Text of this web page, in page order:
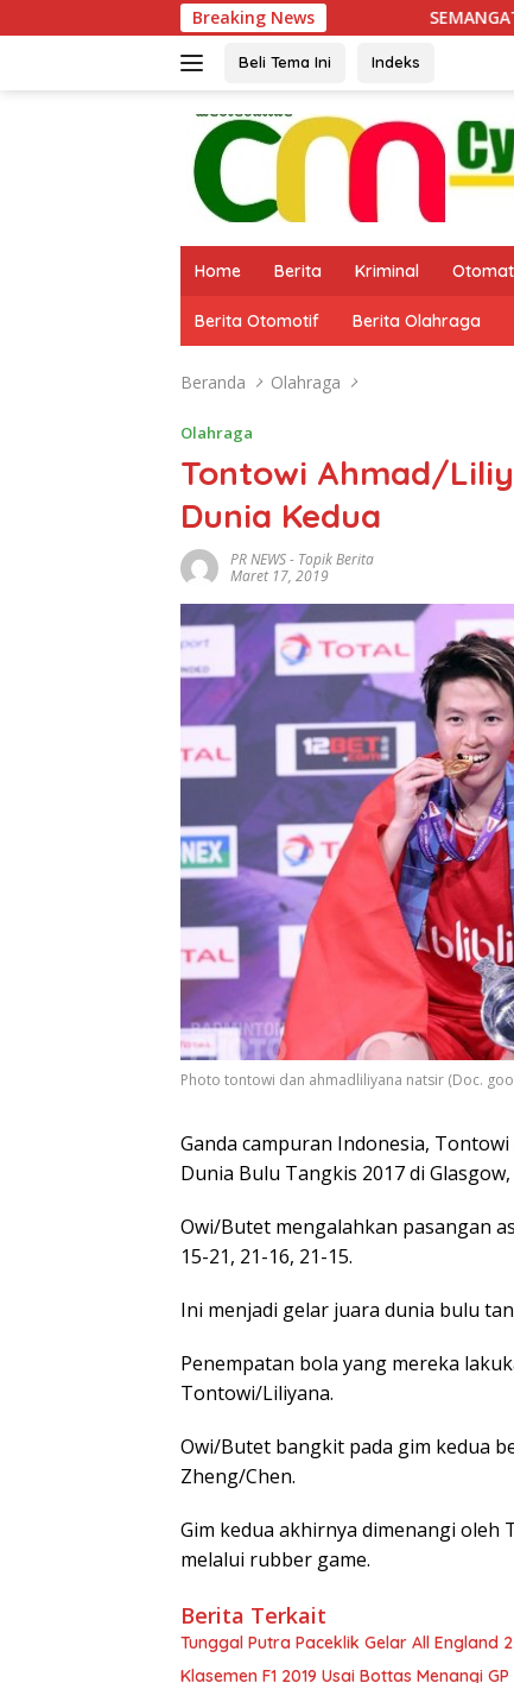
ke
Breaking NewsSEMANGAT KEMANUSIAAN DI
Beli Tema Ini Indeks
Home Berita Kriminal
Berita Otomotif Berita Olahraga
Beranda Olahraga
Olahraga
Tontowi Ahmad/
Dunia Kedua
PR NEWS- Topik Berita
Maret 17, 2019
Photo tontowi dan ahmadliliyana natsir (Doc.
Ganda campuran Indonesia,
Dunia Bulu Tangkis 2017 di
Owi/Butet mengalahkan pasangan
15-21, 21-16, 21-15.
Ini menjadi gelar juara dunia bulu
Penempatan bola yang mereka
Tontowi/Liliyana.
Owi/Butet bangkit pada gim kedua
Zheng/Chen.
Gim kedua akhirnya dimenangi
melalui rubber game.
Berita Terkait
Tunggal Putra Paceklik Gelar All England
Klasemen F1 2019 Usai Bottas Menangi